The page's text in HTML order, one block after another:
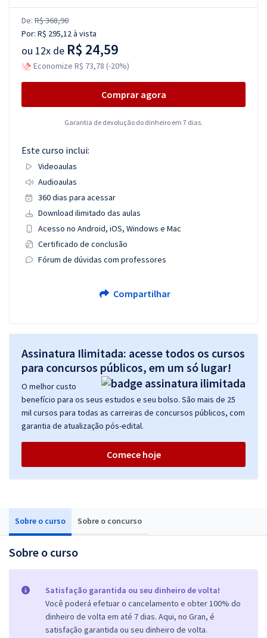
Sobre o curso Sobre o concurso
Sobre o curso
Satisfação garantida ou seu dinheiro de volta!
Você poderá efetuar o cancelamento e obter 100% do
dinheiro de volta em até 7 dias. Aqui, no Gran, é
satisfação garantida ou seu dinheiro de volta.
De: R$ 368,90
Por: R$ 295,12à vista
ou 12x de R$ 24,59
Economize R$ 73,78 (-20%)
Comprar agora
Garantia de devolução do dinheiro em 7 dias.
Este curso inclui:
Videoaulas
Audioaulas
360 dias para acessar
Download ilimitado das aulas
Acesso no Android, iOS, Windows e Mac
Certificado de conclusão
Fórum de dúvidas com professores
Compartilhar
Assinatura Ilimitada: acesse todos os cursos
para concursos públicos, em um só lugar!
O melhor custo
benefício para os seus estudos e seu bolso. São mais de 25
mil cursos para todas as carreiras de concursos públicos, com
garantia de atualização pós-edital.
Comece hoje